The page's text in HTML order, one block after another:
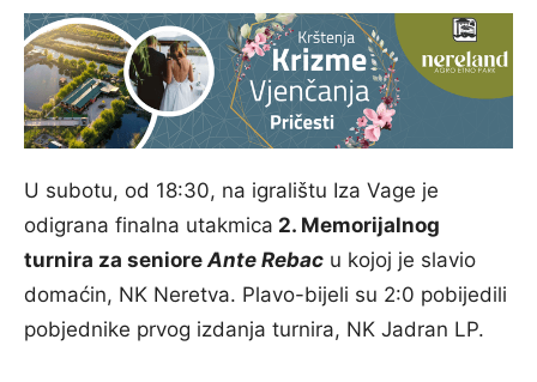
U subotu, od 18:30, na igralištu Iza Vage je
odigrana finalna utakmica 2. Memorijalnog
turnira za senioreAnte Rebac u kojoj je slavio
domaćin, NK Neretva. Plavo-bijeli su 2:0 pobijedili
pobjednike prvog izdanja turnira, NK Jadran LP.